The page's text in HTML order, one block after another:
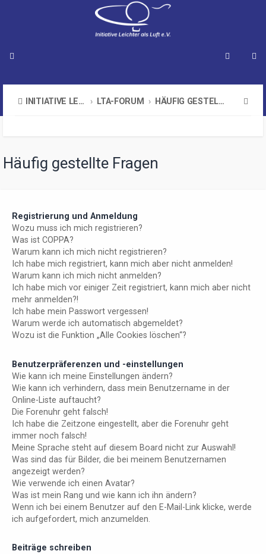
INITIATIVE LEICHTER ALS LUFT E.V. LTA-FORUM HÄUFIG GESTELLTE FRAGEN
Häufig gestellte Fragen
Registrierung und Anmeldung
Wozu muss ich mich registrieren?
Was ist COPPA?
Warum kann ich mich nicht registrieren?
Ich habe mich registriert, kann mich aber nicht anmelden!
Warum kann ich mich nicht anmelden?
Ich habe mich vor einiger Zeit registriert, kann mich aber nicht
mehr anmelden?!
Ich habe mein Passwort vergessen!
Warum werde ich automatisch abgemeldet?
Wozu ist die Funktion „Alle Cookies löschen“?
Benutzerpräferenzen und -einstellungen
Wie kann ich meine Einstellungen ändern?
Wie kann ich verhindern, dass mein Benutzername in der
Online-Liste auftaucht?
Die Forenuhr geht falsch!
Ich habe die Zeitzone eingestellt, aber die Forenuhr geht
immer noch falsch!
Meine Sprache steht auf diesem Board nicht zur Auswahl!
Was sind das für Bilder, die bei meinem Benutzernamen
angezeigt werden?
Wie verwende ich einen Avatar?
Was ist mein Rang und wie kann ich ihn ändern?
Wenn ich bei einem Benutzer auf den E-Mail-Link klicke, werde
ich aufgefordert, mich anzumelden.
Beiträge schreiben